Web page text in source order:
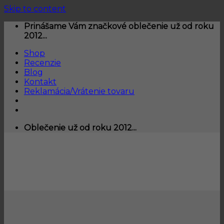
Skip to content
Prinášame Vám značkové oblečenie už od roku
2012...
Shop
Recenzie
Blog
Kontakt
Reklamácia/Vrátenie tovaru
Oblečenie už od roku 2012...